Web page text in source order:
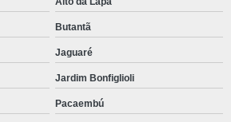
Butantã
Jaguaré
Jardim Bonfiglioli
Pacaembú